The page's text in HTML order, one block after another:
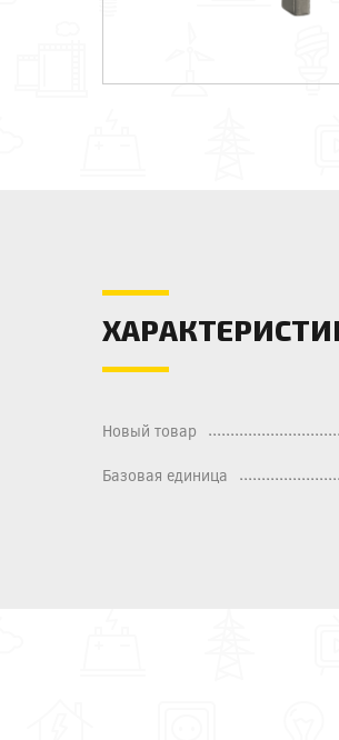
Новый товар
Базовая единица